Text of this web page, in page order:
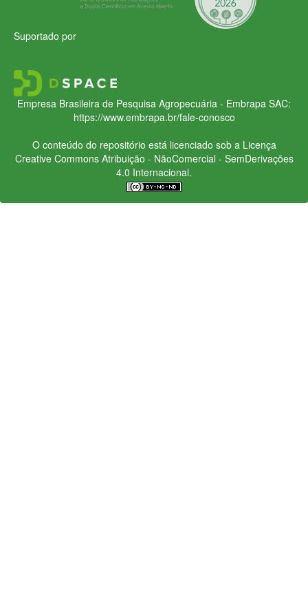
Suportado por
Empresa Brasileira de Pesquisa Agropecuária - Embrapa SAC:
https://www.embrapa.br/fale-conosco
O conteúdo do repositório está licenciado sob a Licença
Creative CommonsAtribuição - NãoComercial - SemDerivações
4.0 Internacional.